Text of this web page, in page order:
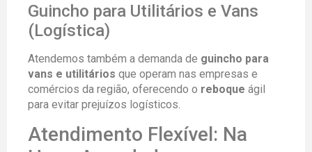
Guincho para Utilitários e Vans
(Logística)
Atendemos também a demanda de guincho para
vans e utilitários que operam nas empresas e
comércios da região, oferecendo o reboque ágil
para evitar prejuízos logísticos.
Atendimento Flexível: Na